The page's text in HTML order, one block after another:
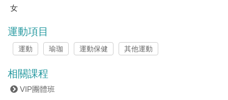
女
運動項目
運動 瑜珈 運動保健 其他運動
相關課程
VIP團體班